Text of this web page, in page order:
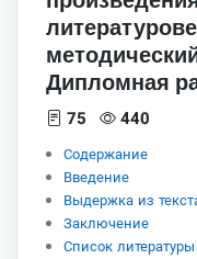
Дипломная
75 440
Содержание
Введение
Выдержка из
Заключение
Список литературы